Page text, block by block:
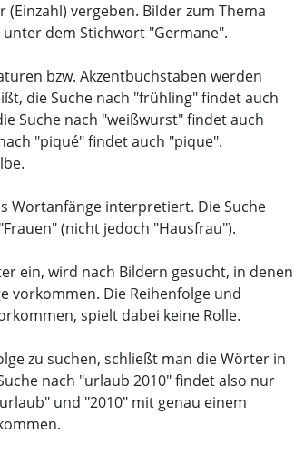
vergeben. Bilder zum Thema
dem Stichwort "Germane".
bzw. Akzentbuchstaben werden
die Suche nach "frühling" findet auch
Suche nach "weißwurst" findet auch
"piqué" findet auch "pique".
Wortanfänge interpretiert. Die Suche
(nicht jedoch "Hausfrau").
ein, wird nach Bildern gesucht, in denen
vorkommen. Die Reihenfolge und
spielt dabei keine Rolle.
zu suchen, schließt man die Wörter in
nach "urlaub 2010" findet also nur
und "2010" mit genau einem